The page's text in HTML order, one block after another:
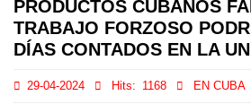
PRODUCTOS CUBANOS
TRABAJO FORZOSO
DÍAS CONTADOS EN LA
29-04-2024 Hits: 1168 EN CUBA